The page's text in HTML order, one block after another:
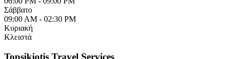
Σάββατο
09:00 AM - 02:30 PM
Κυριακή
Κλειστά
Topsikiotis Travel Services